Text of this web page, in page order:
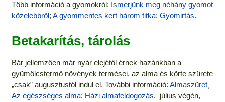
Több információ a gyomokról: Ismerjünk meg néhány gyomot
közelebbről; A gyommentes kert három titka; Gyomirtás.
Betakarítás, tárolás
Bár jellemzően már nyár elejétől érnek hazánkban a
gyümölcstermő növények termései, az alma és körte szürete
„csak” augusztustól indul el. További információ: Almaszüret¸
Az egészséges alma; Házi almafeldogozás. július végén,